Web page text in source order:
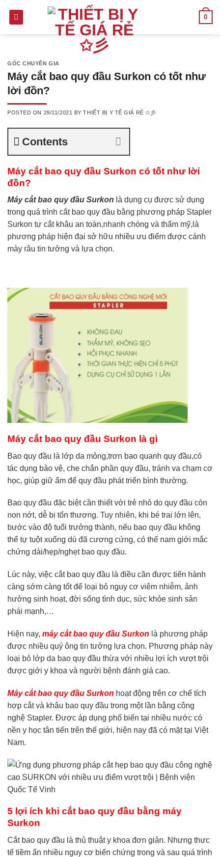
0
GÓC CHUYÊN GIA
Máy cắt bao quy đầu Surkon có tốt như
lời đồn?
POSTED ON 29/11/2021 BYTHIẾT BỊ Y TẾ GIÁ RẺ ✩彡
Contents
Máy cắt bao quy đầu Surkon có tốt như lời
đồn?
Máy cắt bao quy đầu Surkon là dụng cụ được sử dụng
trong quá trình cắt bao quy đầu bằng phương pháp Stapler
Surkon tự cắt khâu an toàn,nhanh chóng và thẩm mỹ,là
phương pháp hiện đại sở hữu nhiều ưu điểm được cánh
mày râu tin tưởng và lựa chọn.
Máy cắt bao quy đầu Surkon là gì
Bao quy đầu là lớp da mỏng,trơn bao quanh quy đầu,có
tác dụng bảo vệ, che chắn phần quy đầu, tránh va chạm cơ
học, giúp giữ ẩm để quy đầu phát triển bình thường.
Bao quy đầu đặc biệt cần thiết với trẻ nhỏ do quy đầu còn
non nớt, dễ bị tổn thương. Tuy nhiên, khi bé trai lớn lên,
bước vào độ tuổi trưởng thành, nếu bao quy đầu không
thể tự tuột xuống dù đã cương cứng, có thể nam giới mắc
chứng dài/hẹp/nghẹt bao quy đầu.
Lúc này, việc cắt bao quy đầu là điều cần được tiến hành
càng sớm càng tốt để loại bỏ nguy cơ viêm nhiễm, ảnh
hưởng sinh hoạt, đời sống tình dục, sức khỏe sinh sản
phái mạnh,…
Hiện nay, máy cắt bao quy đầu Surkon là phương pháp
được nhiều quý ông tin tưởng lựa chọn. Phương pháp này
loại bỏ lớp da bao quy đầu thừa với nhiều lợi ích vượt trội
được giới y khoa và người bệnh đánh giá cao.
Máy cắt bao quy đầu Surkon hoạt động trên cơ chế tích
hợp cắt và khâu bao quy đầu trong một lần bằng công
nghệ Stapler. Được áp dụng phổ biến tại nhiều nước có
nền y học tân tiến trên thế giới, hiện nay đã có mặt tại Việt
Nam.
5 lợi ích khi cắt bao quy đầu bằng máy
Surkon
Cắt bao quy đầu là thủ thuật y khoa đơn giản. Nhưng thực
tế tiềm ẩn nhiều nguy cơ biến chứng trong và sau quá trình